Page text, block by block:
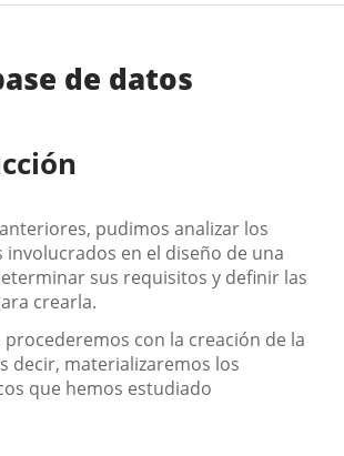
de datos
pudimos analizar los
involucrados en el diseño de una
sus requisitos y definir las
crearla.
procederemos con la creación de la
decir, materializaremos los
que hemos estudiado